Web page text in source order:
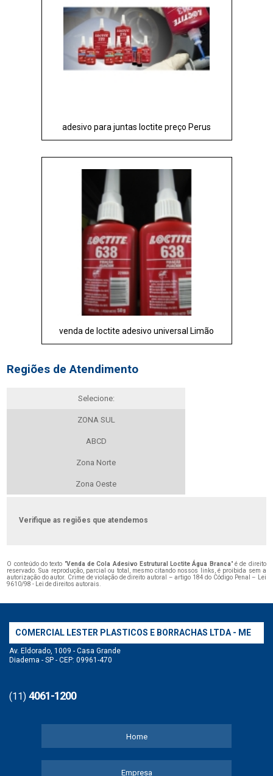
adesivo para juntas loctite preço Perus
venda de loctite adesivo universal Limão
Regiões de Atendimento
Selecione:
ZONA SUL
ABCD
Zona Norte
Zona Oeste
Verifique as regiões que atendemos
O conteúdo do texto "Venda de Cola Adesivo Estrutural Loctite Água Branca" é de direito
reservado. Sua reprodução, parcial ou total, mesmo citando nossos links, é proibida sem a
autorização do autor. Crime de violação de direito autoral – artigo 184 do Código Penal –
Lei
9610/98 - Lei de direitos autorais
COMERCIAL LESTER PLASTICOS E BORRACHAS LTDA - ME
Av. Eldorado, 1009 - Casa Grande
Diadema - SP - CEP: 09961-470
(11) 4061-1200
Home
Empresa